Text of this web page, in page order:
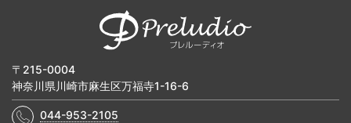
〒215-0004
神奈川県川崎市麻生区万福寺1-16-6
044-953-2105